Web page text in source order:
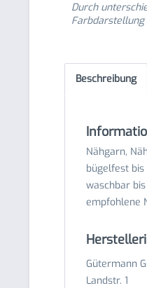
Durch
Farbdarstellung
Beschreibung
Nähgarn,
bügelfest bis
waschbar bis
empfohlene
Gütermann
Landstr. 1